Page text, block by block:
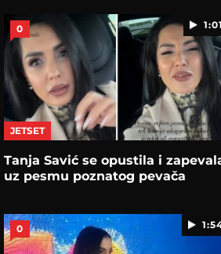
1:01
0
JETSET
Tanja Savić se opustila i
uz pesmu poznatog pevača
0